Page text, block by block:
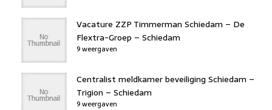
Vacature ZZP Timmerman Schiedam – De
Flextra-Groep – Schiedam
9 weergaven
Centralist meldkamer beveiliging Schiedam –
Trigion – Schiedam
9 weergaven